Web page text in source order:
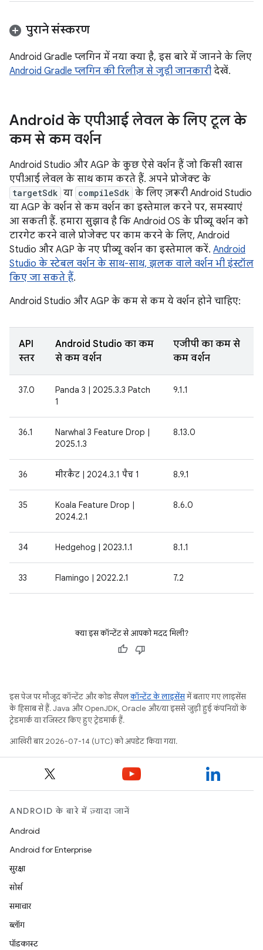
पुराने संस्करण
Android Gradle प्लगिन में नया क्या है, इस बारे में जानने के लिए
Android Gradle प्लगिन की रिलीज़ से जुड़ी जानकारी देखें.
Android के एपीआई लेवल के लिए टूल के
कम से कम वर्शन
Android Studio और AGP के कुछ ऐसे वर्शन हैं जो किसी खास
एपीआई लेवल के साथ काम करते हैं. अपने प्रोजेक्ट के
targetSdk या compileSdk के लिए ज़रूरी Android Studio
या AGP के वर्शन से कम वर्शन का इस्तेमाल करने पर, समस्याएं
आ सकती हैं. हमारा सुझाव है कि Android OS के प्रीव्यू वर्शन को
टारगेट करने वाले प्रोजेक्ट पर काम करने के लिए, Android
Studio और AGP के नए प्रीव्यू वर्शन का इस्तेमाल करें. Android
Studio के स्टेबल वर्शन के साथ-साथ, झलक वाले वर्शन भी इंस्टॉल
किए जा सकते हैं.
Android Studio और AGP के कम से कम ये वर्शन होने चाहिए:
API
स्तर
Android Studio का कम
से कम वर्शन
एजीपी का कम से
कम वर्शन
37.0
Panda 3 | 2025.3.3 Patch
1
9.1.1
36.1
Narwhal 3 Feature Drop |
2025.1.3
8.13.0
36 मीरकैट | 2024.3.1 पैच 1 8.9.1
35
Koala Feature Drop |
2024.2.1
8.6.0
34 Hedgehog | 2023.1.1 8.1.1
33 Flamingo | 2022.2.1 7.2
क्या इस कॉन्टेंट से आपको मदद मिली?
इस पेज पर मौजूद कॉन्टेंट और कोड सैंपलकॉन्टेंट के लाइसेंसमें बताए गए लाइसेंस
के हिसाब से हैं. Java और OpenJDK, Oracle और/या इससे जुड़ी हुई कंपनियों के
ट्रेडमार्क या रजिस्टर किए हुए ट्रेडमार्क हैं.
आखिरी बार 2026-07-14 (UTC) को अपडेट किया गया.
ANDROID के बारे में ज़्यादा जानें
Android
Android for Enterprise
सुरक्षा
सोर्स
समाचार
ब्लॉग
पॉडकास्ट